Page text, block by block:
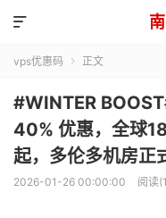

vps优惠码  正文
#WINTER
40% 优惠，全球
起，多伦多机房正
2026-01-26 00:00:00 阅读